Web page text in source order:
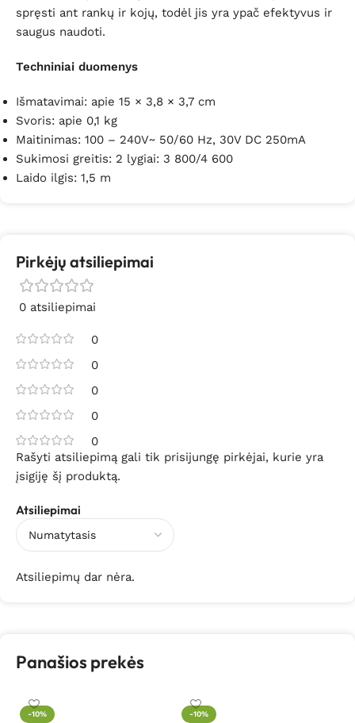
spręsti ant rankų ir kojų, todėl jis yra ypač efektyvus ir
saugus naudoti.
Techniniai duomenys
Išmatavimai: apie 15 × 3,8 × 3,7 cm
Svoris: apie 0,1 kg
Maitinimas: 100 – 240V~ 50/60 Hz, 30V DC 250mA
Sukimosi greitis: 2 lygiai: 3 800/4 600
Laido ilgis: 1,5 m
Pirkėjų atsiliepimai
0 atsiliepimai
0
0
0
0
0
Atsiliepimai
Atsiliepimų dar nėra.
Rašyti atsiliepimą gali tik prisijungę pirkėjai, kurie yra
įsigiję šį produktą.
Panašios prekės
-10% -10%